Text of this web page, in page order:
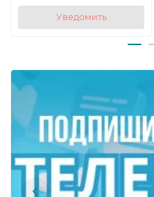
Уведомить